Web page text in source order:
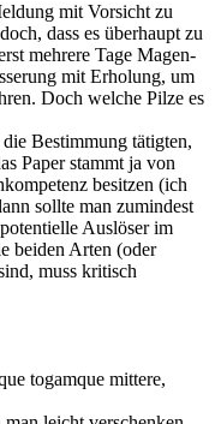
mit Vorsicht zu
dass es überhaupt zu
mehrere Tage Magen-
mit Erholung, um
Doch welche Pilze es
Bestimmung tätigten,
Paper stammt ja von
besitzen (ich
sollte man zumindest
Auslöser im
beiden Arten (oder
muss kritisch
togamque mittere,